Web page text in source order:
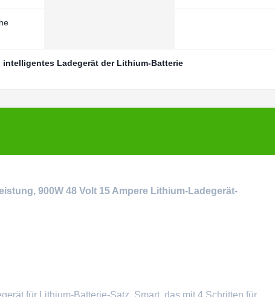
intelligentes Ladegerät der Lithium-Batterie
900W 48 Volt 15 Ampere Lithium-Ladegerät-
für Lithium-Batterie-Satz. Smart, das mit 4 Schritten für